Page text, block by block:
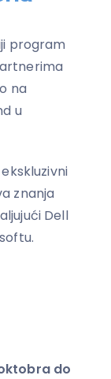
program
na
u
znanja
Dell
do